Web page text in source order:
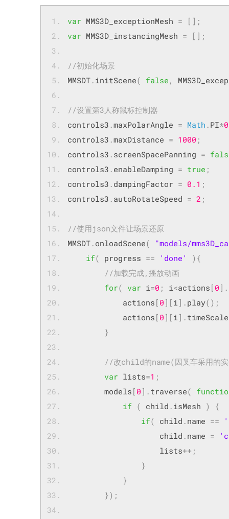
var MMS3D_exceptionMesh =
[];
var MMS3D_instancingMesh = [];
//初始化场景
MMSDT. initScene( false ,
//设置第3人称鼠标控制器
controls3 .maxPolarAngle = Math . PI*
controls3 .maxDistance = 1000 ;
controls3 . screenSpacePanning =
controls3 . enableDamping = true ;
controls3 . dampingFactor = 0.1 ;
controls3 . autoRotateSpeed = 2 ;
//使用json文件让场景还原
MMSDT. onloadScene(
"models/
if( progress == 'done'
){
for( var i=0 ; i<actions [ 0 ].
            actions
[ 0 ][ i ]. play();
            actions
[ 0 ][ i ].
}
//改child的name(因叉车采用的实
var lists=1 ;
        models
[ 0 ]. traverse(
if ( child . isMesh )
{
if( child . name ==
                    child
. name =
                    lists
++;
}
}
});